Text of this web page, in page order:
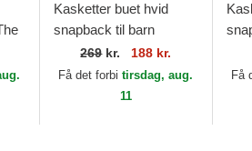
Kasketter buet hvid
snapback til barn
Lemme Cook Mini The
Farm Goorin Bros.
269kr. 188 kr.
Få det forbitirsdag, aug.
11
Få